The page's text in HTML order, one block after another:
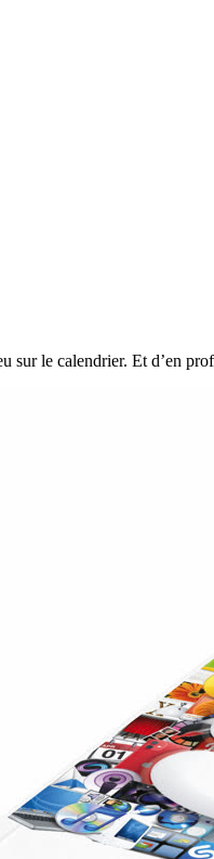
sur le calendrier. Et d’en